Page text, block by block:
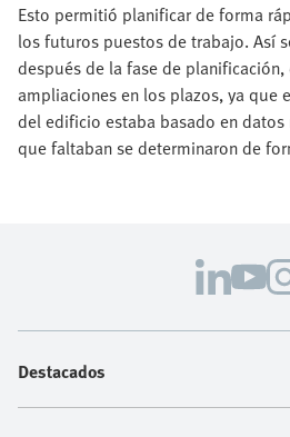
Esto permitió planificar de forma
los futuros puestos de trabajo. Así
después de la fase de
ampliaciones en los plazos, ya que
del edificio estaba basado en
que faltaban se determinaron de
Destacados